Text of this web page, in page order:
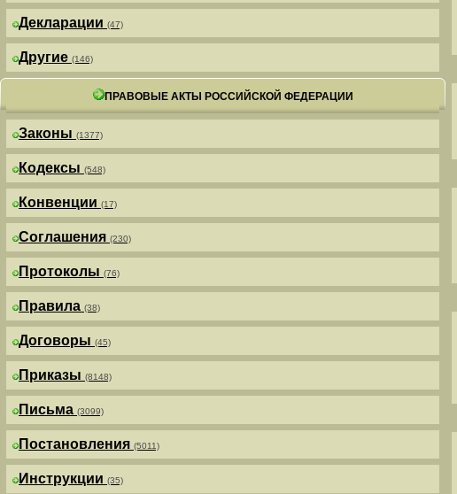
Декларации (47)
Другие (146)
ПРАВОВЫЕ АКТЫ РОССИЙСКОЙ ФЕДЕРАЦИИ
Законы (1377)
Кодексы (548)
Конвенции (17)
Соглашения (230)
Протоколы (76)
Правила (38)
Договоры (45)
Приказы (8148)
Письма (3099)
Постановления (5011)
Инструкции (35)